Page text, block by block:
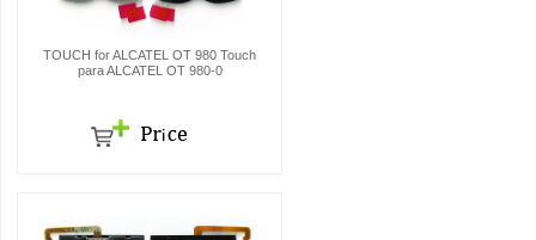
TOUCH for ALCATEL OT 980 Touch
para ALCATEL OT 980-0